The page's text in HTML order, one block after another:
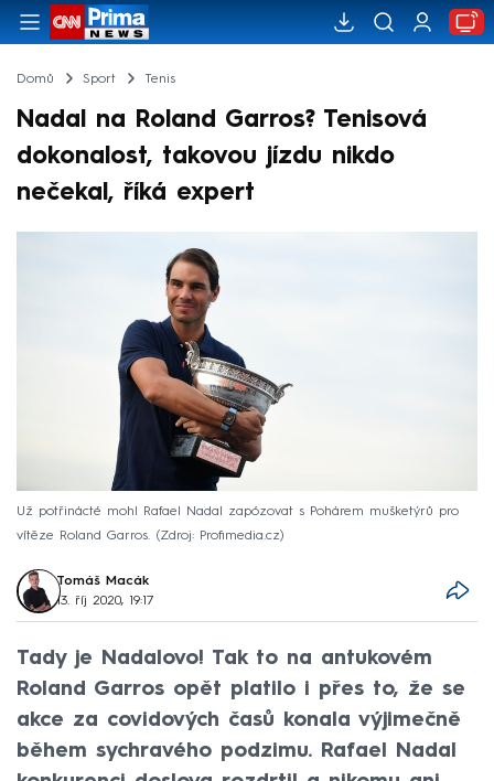
Domů Sport Tenis
Nadal na Roland Garros? Tenisová
dokonalost, takovou jízdu nikdo
nečekal, říká expert
Už potřinácté mohl Rafael Nadal zapózovat s Pohárem mušketýrů pro
vítěze Roland Garros.
Zdroj: Profimedia.cz
Tomáš Macák
13. říj 2020, 19:17
Tady je Nadalovo! Tak to na antukovém
Roland Garros opět platilo i přes to, že se
akce za covidových časů konala výjimečně
během sychravého podzimu. Rafael Nadal